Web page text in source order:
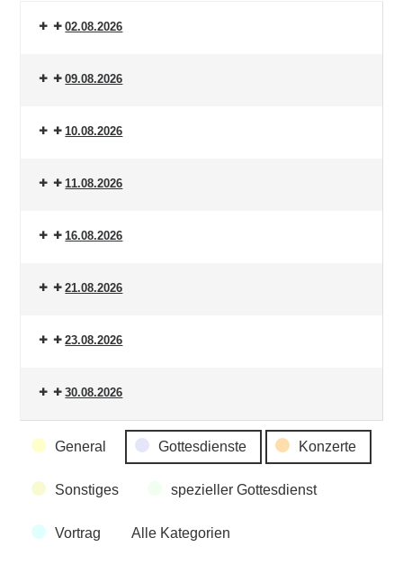
02.08.2026
09.08.2026
10.08.2026
11.08.2026
16.08.2026
21.08.2026
23.08.2026
30.08.2026
Veranstaltungskategorien
General Gottesdienste Konzerte
Sonstiges spezieller Gottesdienst
Vortrag Alle Kategorien